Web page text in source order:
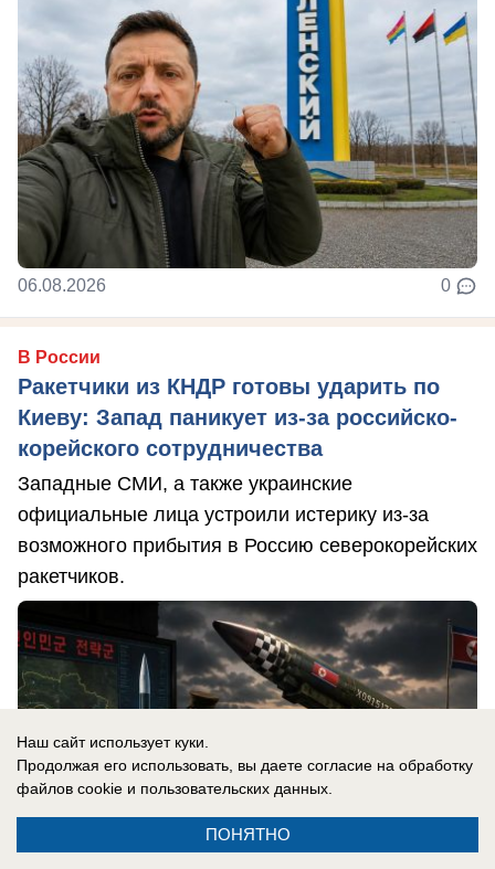
06.08.2026 0
В России
Ракетчики из КНДР готовы ударить по
Киеву: Запад паникует из-за российско-
корейского сотрудничества
Западные СМИ, а также украинские
официальные лица устроили истерику из-за
возможного прибытия в Россию северокорейских
ракетчиков.
Наш сайт использует куки.
Продолжая его использовать, вы даете согласие на обработку
файлов cookie и пользовательских данных.
ПОНЯТНО